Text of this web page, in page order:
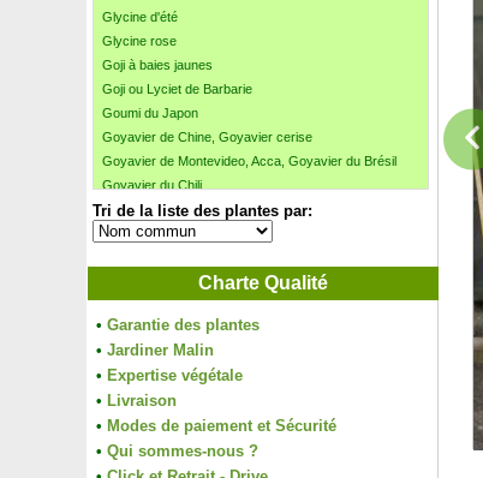
Glycine d'été
Glycine rose
Goji à baies jaunes
Goji ou Lyciet de Barbarie
Goumi du Japon
Goyavier de Chine, Goyavier cerise
Goyavier de Montevideo, Acca, Goyavier du Brésil
Goyavier du Chili
Goyavier du Chili 'Flambeau'
Goyavier fraise
Grenadier à fruits
Grenadier nain
Grévilléa 'Canberra Gem'
Grévilléa romarin 'Jenkinsii'
Grewie occidentale, Raisin de Karoo
Griseline du littoral
Groseillier à fleurs
Groseillier à grappes
Groseillier à maquereaux
Tri de la liste des plantes par:
Charte Qualité
• Garantie des plantes
• Jardiner Malin
• Expertise végétale
• Livraison
• Modes de paiement et Sécurité
• Qui sommes-nous ?